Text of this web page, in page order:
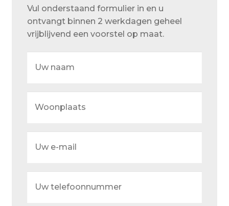
Actueel
Ons team
Retouren – Geschillen – Garantie
Service en onderhoud
Verzending en bezorging
Winkelmand
Vul onderstaand formulier in en u
ontvangt binnen 2 werkdagen geheel
vrijblijvend een voorstel op maat.
naam
telefoonnummer